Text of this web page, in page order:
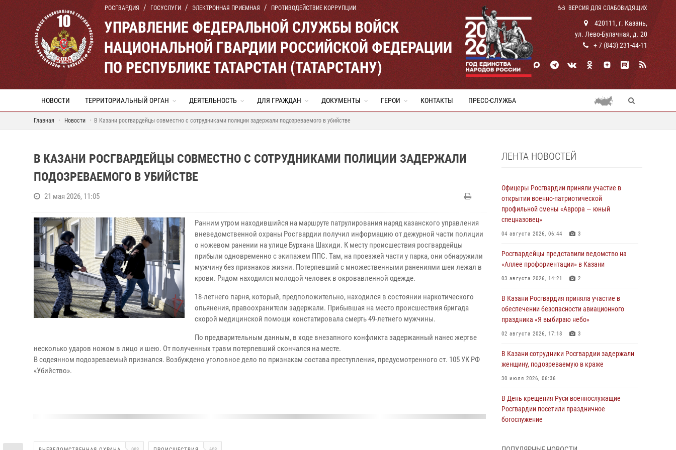
РОСГВАРДИЯ ГОСУСЛУГИ ЭЛЕКТРОННАЯ ПРИЕМНАЯ ПРОТИВОДЕЙСТВИЕ КОРРУПЦИИ ВЕРСИЯ ДЛЯ СЛАБОВИДЯЩИХ
УПРАВЛЕНИЕ ФЕДЕРАЛЬНОЙ СЛУЖБЫ ВОЙСК
НАЦИОНАЛЬНОЙ ГВАРДИИ РОССИЙСКОЙ ФЕДЕРАЦИИ
ПО РЕСПУБЛИКЕ ТАТАРСТАН (ТАТАРСТАНУ)
420111, г. Казань,
ул. Лево-Булачная, д. 20
+ 7 (843) 231-44-11
НОВОСТИ ТЕРРИТОРИАЛЬНЫЙ ОРГАН ДЕЯТЕЛЬНОСТЬ ДЛЯ ГРАЖДАН ДОКУМЕНТЫ ГЕРОИ КОНТАКТЫ ПРЕСС-СЛУЖБА
Главная Новости В Казани росгвардейцы совместно с сотрудниками полиции задержали подозреваемого в убийстве
В КАЗАНИ РОСГВАРДЕЙЦЫ СОВМЕСТНО С СОТРУДНИКАМИ ПОЛИЦИИ ЗАДЕРЖАЛИ
ПОДОЗРЕВАЕМОГО В УБИЙСТВЕ
21 мая 2026, 11:05
Ранним утром находившийся на маршруте патрулирования наряд казанского управления
вневедомственной охраны Росгвардии получил информацию от дежурной части полиции
о ножевом ранении на улице Бурхана Шахиди. К месту происшествия росгвардейцы
прибыли одновременно с экипажем ППС. Там, на проезжей части у парка, они обнаружили
мужчину без признаков жизни. Потерпевший с множественными ранениями шеи лежал в
крови. Рядом находился молодой человек в окровавленной одежде.
18-летнего парня, который, предположительно, находился в состоянии наркотического
опьянения, правоохранители задержали. Прибывшая на место происшествия бригада
скорой медицинской помощи констатировала смерть 49-летнего мужчины.
По предварительным данным, в ходе внезапного конфликта задержанный нанес жертве
несколько ударов ножом в лицо и шею. От полученных травм потерпевший скончался на месте.
В содеянном подозреваемый признался. Возбуждено уголовное дело по признакам состава преступления, предусмотренного ст. 105 УК РФ
«Убийство».
ЛЕНТА НОВОСТЕЙ
Офицеры Росгвардии приняли участие в
открытии военно-патриотической
профильной смены «Аврора — юный
спецназовец»
04 августа 2026, 06:44 3
Росгвардейцы представили ведомство на
«Аллее профориентации» в Казани
03 августа 2026, 14:21 2
В Казани Росгвардия приняла участие в
обеспечении безопасности авиационного
праздника «Я выбираю небо»
02 августа 2026, 17:18 3
В Казани сотрудники Росгвардии задержали
женщину, подозреваемую в краже
30 июля 2026, 06:36
В День крещения Руси военнослужащие
Росгвардии посетили праздничное
богослужение